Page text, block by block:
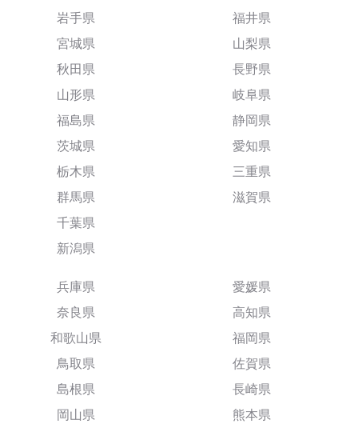
岩手県
宮城県
秋田県
山形県
福島県
茨城県
栃木県
群馬県
千葉県
新潟県
福井県
山梨県
長野県
岐阜県
静岡県
愛知県
三重県
滋賀県
兵庫県
奈良県
和歌山県
鳥取県
島根県
岡山県
愛媛県
高知県
福岡県
佐賀県
長崎県
熊本県